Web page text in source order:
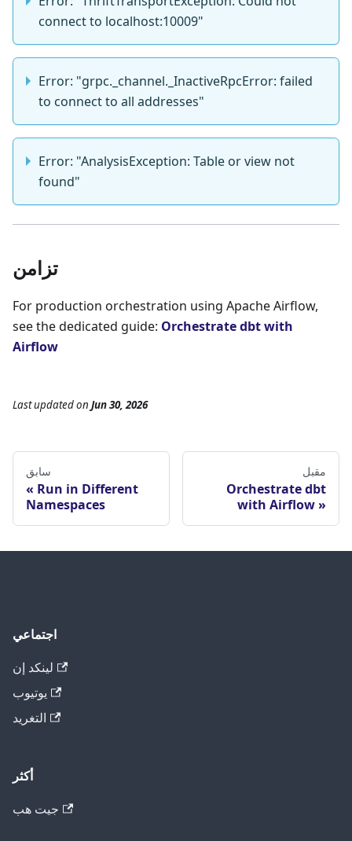
connect to localhost:10009"
Error: "grpc._channel._InactiveRpcError: failed
to connect to all addresses"
Error: "AnalysisException: Table or view not
found"
تزامن
For production orchestration using Apache Airflow,
see the dedicated guide: Orchestrate dbt with
Airflow
Last updatedon Jun 30, 2026
سابق
Run in Different
Namespaces
مقبل
Orchestrate dbt
with Airflow
اجتماعي
لينكد إن
يوتيوب
التغريد
أكثر
جيت هب